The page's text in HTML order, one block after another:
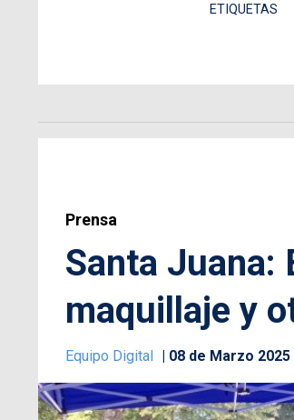
ETIQUETAS
Prensa
Santa Juana:
maquillaje y
Equipo Digital 08 de Marzo 2025